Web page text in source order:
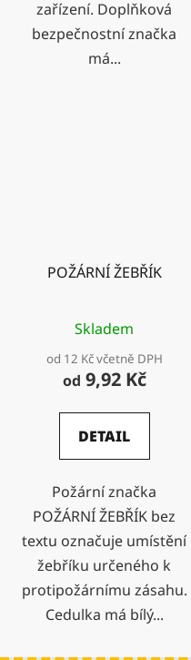
zařízení. Doplňková
bezpečnostní značka
má...
POŽÁRNÍ ŽEBŘÍK
Skladem
od 12 Kč včetně DPH
od 9,92 Kč
DETAIL
Požární značka
POŽÁRNÍ ŽEBŘÍK bez
textu označuje umístění
žebříku určeného k
protipožárnímu zásahu.
Cedulka má bílý...